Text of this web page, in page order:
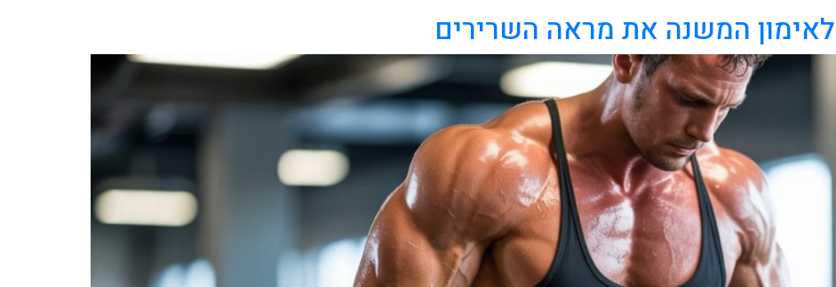
המשנה את מראה השרירים